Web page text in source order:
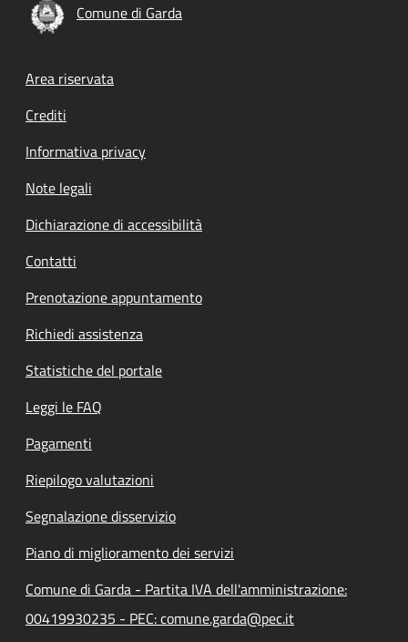
Comune di Garda
Footer menu
Area riservata
Crediti
Informativa privacy
Note legali
Dichiarazione di accessibilità
Contatti
Prenotazione appuntamento
Richiedi assistenza
Statistiche del portale
Leggi le FAQ
Pagamenti
Riepilogo valutazioni
Segnalazione disservizio
Piano di miglioramento dei servizi
Comune di Garda - Partita IVA dell'amministrazione:
00419930235 - PEC: comune.garda@pec.it